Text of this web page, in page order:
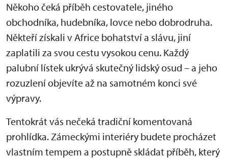
Někoho čeká příběh cestovatele, jiného
obchodníka, hudebníka, lovce nebo dobrodruha.
Někteří získali v Africe bohatství a slávu, jiní
zaplatili za svou cestu vysokou cenu. Každý
palubní lístek ukrývá skutečný lidský osud – a jeho
rozuzlení objevíte až na samotném konci své
výpravy.
Tentokrát vás nečeká tradiční komentovaná
prohlídka. Zámeckými interiéry budete procházet
vlastním tempem a postupně skládat příběh, který